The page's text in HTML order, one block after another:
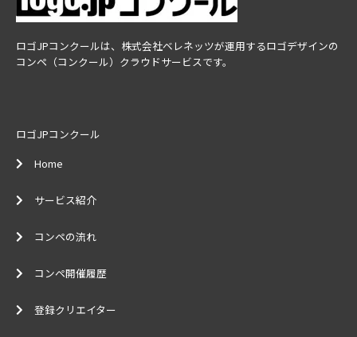
ロゴJPコンクールは、株式会社ベレネッツが運用するロゴデザインの
コンペ（コンクール）クラウドサービスです。
ロゴJPコンクール
Home
サービス紹介
コンペの流れ
コンペ開催履歴
登録クリエイター